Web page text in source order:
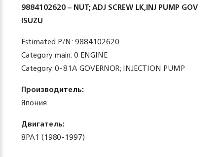
9884102620 – NUT; ADJ SCREW LK,INJ PUMP GOV
ISUZU
Estimated P/N: 9884102620
Category main: 0 ENGINE
Category: 0-81A GOVERNOR; INJECTION PUMP
Производитель:
Япония
Двигатель:
8PA1 (1980-1997)